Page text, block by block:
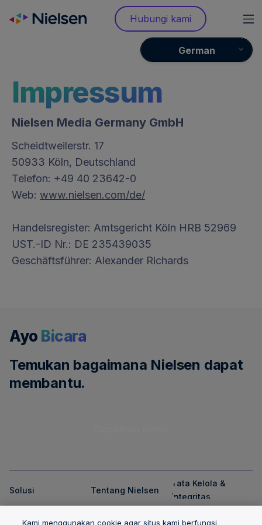
Hubungi kami
German
Impressum
Nielsen Media Germany GmbH
Scheidtweilerstr. 17
50933 Köln, Deutschland
Telefon: +49 40 23642-0
Web: www.nielsen.com/de/
Handelsregister: Amtsgericht Köln HRB 52969
UST.-ID Nr.: DE 235439035
Geschäftsführer: Alexander Richards
Ayo Bicara
Temukan bagaimana Nielsen dapat
membantu.
Solusi
Lokasi
Tentang Nielsen
Karir
Tata Kelola &
Integritas
Kami menggunakan cookie agar situs kami berfungsi